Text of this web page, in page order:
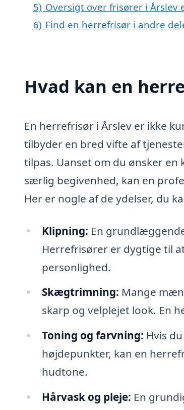
5) Oversigt over frisører i Årslev
6) Find en herrefrisør i andre
Hvad kan en
En herrefrisør i Årslev er ikke
tilbyder en bred vifte af
tilpas. Uanset om du ønsker
særlig begivenhed, kan en
Her er nogle af de ydelser, du
Klipning: En
Herrefrisører er dygtige til
personlighed.
Skægtrimning: Mange
skarp og velplejet look. En
Toning og farvning: Hvis
højdepunkter, kan en
hudtone.
Hårvask og pleje: En